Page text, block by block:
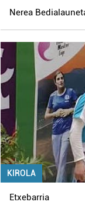
Nerea
KIROLA
Etxebarria